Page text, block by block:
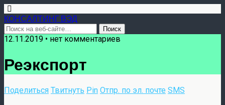
КОНСАЛТИНГ ВЭД
12.11.2019 • нет комментариев
Реэкспорт
Поделиться Твитнуть Pin Отпр. по эл. почте SMS